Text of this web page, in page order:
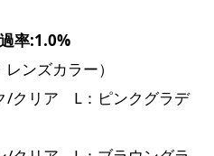
率:1.0%
ンズカラー）
クリア L：ピンクグラデ